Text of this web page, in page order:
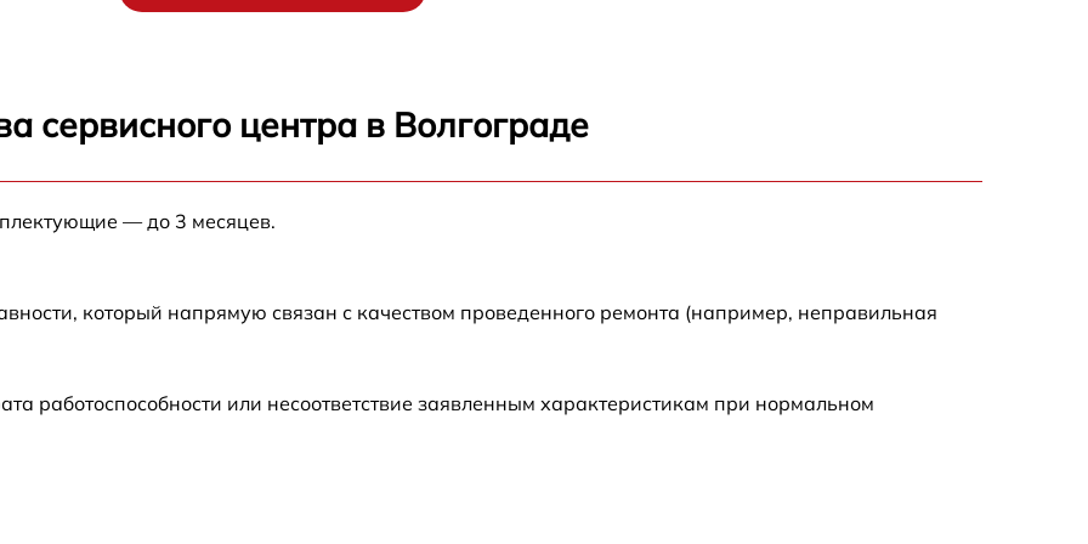
от 100 мин
сервисного центра в Волгограде
— до 3 месяцев.
который напрямую связан с качеством проведенного ремонта (например, неправильная
работоспособности или несоответствие заявленным характеристикам при нормальном